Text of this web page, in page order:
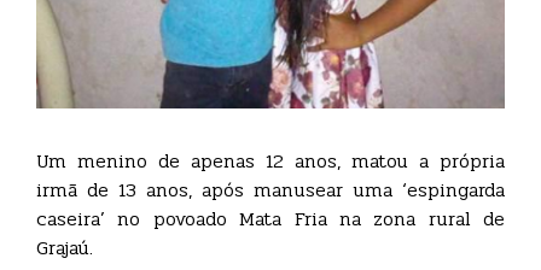
Um menino de apenas 12 anos, matou a própria
irmã de 13 anos, após manusear uma ‘espingarda
caseira’ no povoado Mata Fria na zona rural de
Grajaú.